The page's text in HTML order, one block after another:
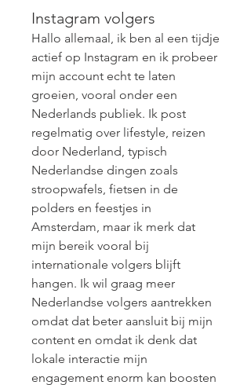
Instagram volgers
Hallo allemaal, ik ben al een tijdje
actief op Instagram en ik probeer
mijn account echt te laten
groeien, vooral onder een
Nederlands publiek. Ik post
regelmatig over lifestyle, reizen
door Nederland, typisch
Nederlandse dingen zoals
stroopwafels, fietsen in de
polders en feestjes in
Amsterdam, maar ik merk dat
mijn bereik vooral bij
internationale volgers blijft
hangen. Ik wil graag meer
Nederlandse volgers aantrekken
omdat dat beter aansluit bij mijn
content en omdat ik denk dat
lokale interactie mijn
engagement enorm kan boosten